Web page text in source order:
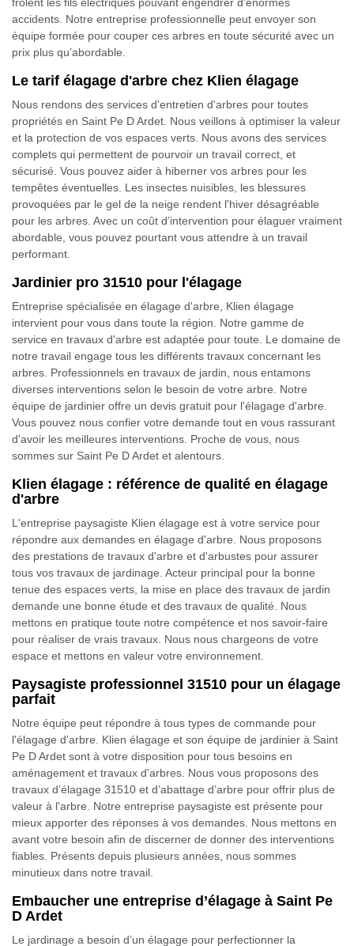
accidents. Notre entreprise professionnelle peut envoyer son
équipe formée pour couper ces arbres en toute sécurité avec un
prix plus qu’abordable.
Le tarif élagage d'arbre chez Klien élagage
Nous rendons des services d'entretien d'arbres pour toutes
propriétés en Saint Pe D Ardet. Nous veillons à optimiser la valeur
et la protection de vos espaces verts. Nous avons des services
complets qui permettent de pourvoir un travail correct, et
sécurisé. Vous pouvez aider à hiberner vos arbres pour les
tempêtes éventuelles. Les insectes nuisibles, les blessures
provoquées par le gel de la neige rendent l'hiver désagréable
pour les arbres. Avec un coût d’intervention pour élaguer vraiment
abordable, vous pouvez pourtant vous attendre à un travail
performant.
Jardinier pro 31510 pour l'élagage
Entreprise spécialisée en élagage d'arbre, Klien élagage
intervient pour vous dans toute la région. Notre gamme de
service en travaux d'arbre est adaptée pour toute. Le domaine de
notre travail engage tous les différents travaux concernant les
arbres. Professionnels en travaux de jardin, nous entamons
diverses interventions selon le besoin de votre arbre. Notre
équipe de jardinier offre un devis gratuit pour l'élagage d'arbre.
Vous pouvez nous confier votre demande tout en vous rassurant
d'avoir les meilleures interventions. Proche de vous, nous
sommes sur Saint Pe D Ardet et alentours.
Klien élagage : référence de qualité en élagage
d'arbre
L'entreprise paysagiste Klien élagage est à votre service pour
répondre aux demandes en élagage d'arbre. Nous proposons
des prestations de travaux d'arbre et d'arbustes pour assurer
tous vos travaux de jardinage. Acteur principal pour la bonne
tenue des espaces verts, la mise en place des travaux de jardin
demande une bonne étude et des travaux de qualité. Nous
mettons en pratique toute notre compétence et nos savoir-faire
pour réaliser de vrais travaux. Nous nous chargeons de votre
espace et mettons en valeur votre environnement.
Paysagiste professionnel 31510 pour un élagage
parfait
Notre équipe peut répondre à tous types de commande pour
l'élagage d'arbre. Klien élagage et son équipe de jardinier à Saint
Pe D Ardet sont à votre disposition pour tous besoins en
aménagement et travaux d'arbres. Nous vous proposons des
travaux d’élagage 31510 et d’abattage d’arbre pour offrir plus de
valeur à l'arbre. Notre entreprise paysagiste est présente pour
mieux apporter des réponses à vos demandes. Nous mettons en
avant votre besoin afin de discerner de donner des interventions
fiables. Présents depuis plusieurs années, nous sommes
minutieux dans notre travail.
Embaucher une entreprise d’élagage à Saint Pe
D Ardet
Le jardinage a besoin d’un élagage pour perfectionner la